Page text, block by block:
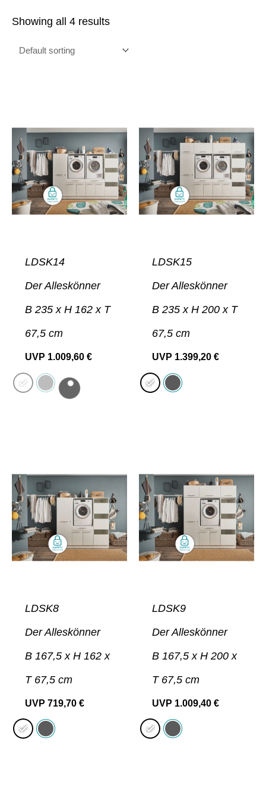
Showing all 4 results
LDSK14
Der Alleskönner
B 235 x H 162 x T
67,5 cm
UVP 1.009,60 €
LDSK15
Der Alleskönner
B 235 x H 200 x T
67,5 cm
UVP 1.399,20 €
LDSK8
Der Alleskönner
B 167,5 x H 162 x
T 67,5 cm
UVP 719,70 €
LDSK9
Der Alleskönner
B 167,5 x H 200 x
T 67,5 cm
UVP 1.009,40 €